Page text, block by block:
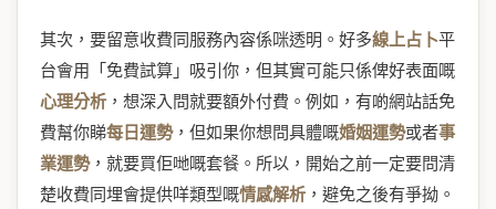
其次，要留意收費同服務內容係咪透明。好多線上占卜平
台會用「免費試算」吸引你，但其實可能只係俾好表面嘅
心理分析 ，想深入問就要額外付費。例如，有啲網站話免
費幫你睇每日運勢，但如果你想問具體嘅婚姻運勢或者事
業運勢，就要買佢哋嘅套餐。所以，開始之前一定要問清
楚收費同埋會提供咩類型嘅情感解析 ，避免之後有爭拗。